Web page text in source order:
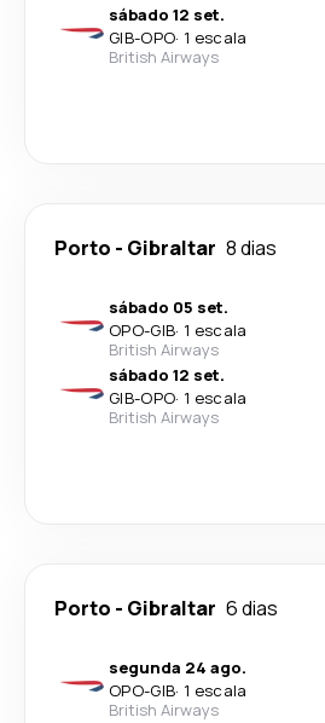
sábado 12 set.
GIB-OPO· 1 escala
British Airways
Porto - Gibraltar 8 dias
sábado 05 set.
OPO-GIB· 1 escala
British Airways
sábado 12 set.
GIB-OPO· 1 escala
British Airways
Porto - Gibraltar 6 dias
segunda 24 ago.
OPO-GIB· 1 escala
British Airways